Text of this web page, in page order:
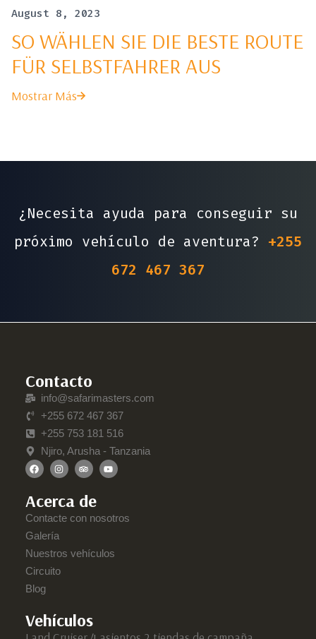
August 8, 2023
SO WÄHLEN SIE DIE BESTE ROUTE
FÜR SELBSTFAHRER AUS
Mostrar Más
¿Necesita ayuda para conseguir su
próximo vehículo de aventura? +255
672 467 367
Contacto
info@safarimasters.com
+255 672 467 367
+255 753 181 516
Njiro, Arusha - Tanzania
Acerca de
Contacte con nosotros
Galería
Nuestros vehículos
Circuito
Blog
Vehículos